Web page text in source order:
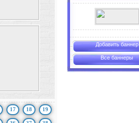
Добавить баннер
Все баннеры
17 18 19